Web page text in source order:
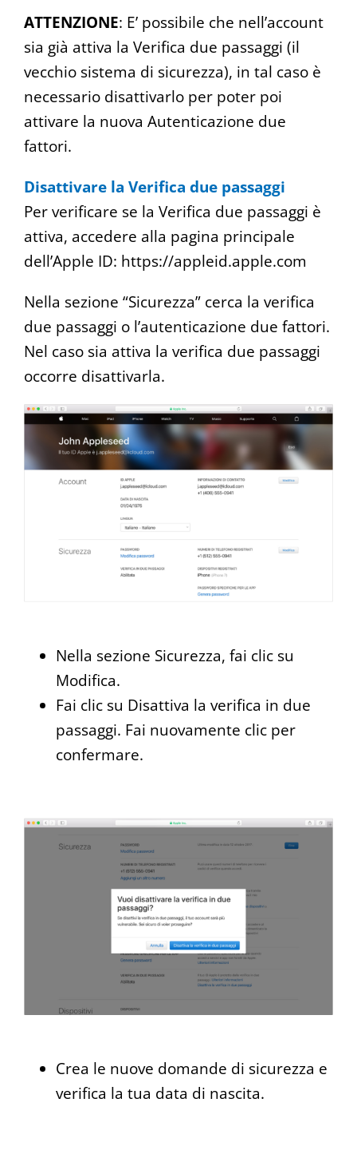
ATTENZIONE: E’ possibile che nell’account
sia già attiva la Verifica due passaggi (il
vecchio sistema di sicurezza), in tal caso è
necessario disattivarlo per poter poi
attivare la nuova Autenticazione due
fattori.
Disattivare la Verifica due passaggi
Per verificare se la Verifica due passaggi è
attiva, accedere alla pagina principale
dell’Apple ID: https://appleid.apple.com
Nella sezione “Sicurezza” cerca la verifica
due passaggi o l’autenticazione due fattori.
Nel caso sia attiva la verifica due passaggi
occorre disattivarla.
Nella sezione Sicurezza, fai clic su
Modifica.
Fai clic su Disattiva la verifica in due
passaggi. Fai nuovamente clic per
confermare.
Crea le nuove domande di sicurezza e
verifica la tua data di nascita.